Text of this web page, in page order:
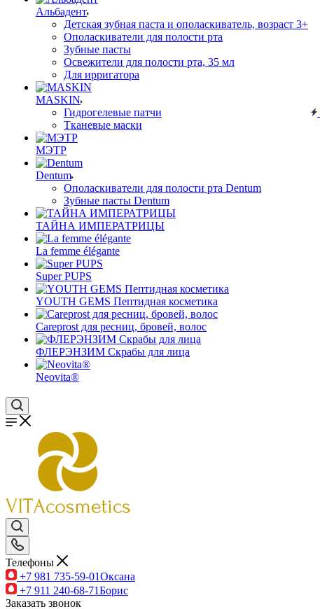
Альбадент
Детская зубная паста и ополаскиватель, возраст 3+
Ополаскиватели для полости рта
Зубные пасты
Освежители для полости рта, 35 мл
Для ирригатора
MASKIN
Гидрогелевые патчи
Тканевые маски
МЭТР
Dentum
Ополаскиватели для полости рта Dentum
Зубные пасты Dentum
ТАЙНА ИМПЕРАТРИЦЫ
La femme élégante
Super PUPS
YOUTH GEMS Пептидная косметика
Careprost для ресниц, бровей, волос
ФЛЕРЭНЗИМ Скрабы для лица
Neovita®
Телефоны
+7 981 735-59-01Оксана
+7 911 240-68-71Борис
Заказать звонок